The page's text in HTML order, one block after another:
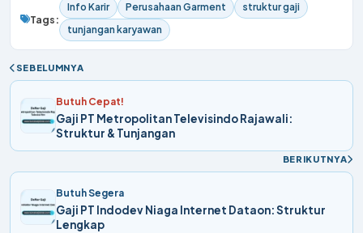
Tags:
Info Karir Perusahaan Garment
struktur gaji
tunjangan karyawan
SEBELUMNYA
Butuh Cepat!
Gaji PT Metropolitan Televisindo Rajawali:
Struktur & Tunjangan
BERIKUTNYA
Butuh Segera
Gaji PT Indodev Niaga Internet Dataon: Struktur
Lengkap